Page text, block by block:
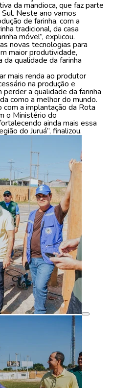
da mandioca, que faz parte
Neste ano vamos
de farinha, com a
tradicional, da casa
móvel”, explicou.
novas tecnologias para
maior produtividade,
qualidade da farinha
mais renda ao produtor
na produção e
a qualidade da farinha
como a melhor do mundo.
a implantação da Rota
o Ministério do
ainda mais essa
do Juruá”, finalizou.